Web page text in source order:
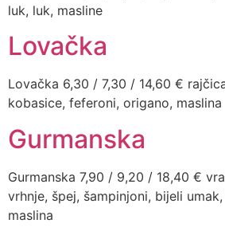
luk, luk, masline
Lovačka
Lovačka 6,30 / 7,30 / 14,60 €
kobasice, feferoni, origano, maslina
Gurmanska
Gurmanska 7,90 / 9,20 / 18,40 €
vrhnje, špej, šampinjoni, bijeli
maslina